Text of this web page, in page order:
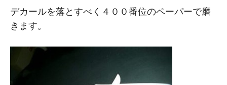
デカールを落とすべく４００番位のペーパーで磨
きます。